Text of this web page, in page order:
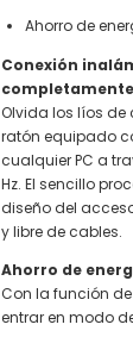
Ahorro de
Conexión
Olvida los líos de
ratón equipado
cualquier PC a
Hz. El sencillo
diseño del
y libre de cables.
Ahorro de
Con la función
entrar en modo